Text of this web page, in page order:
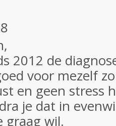
2012 de
voor mezelf
en geen stress
je dat in
graag wil.